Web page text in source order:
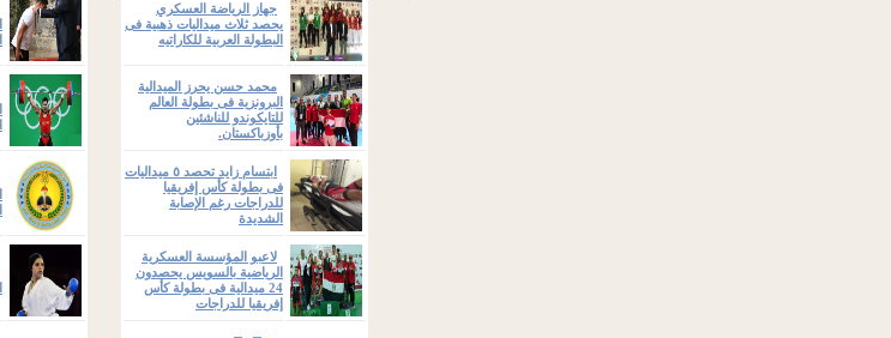
جهاز الرياضة العسكري
يحصد ثلاث ميداليات ذهبية فى
البطولة العربية للكاراتيه
محمد حسن يحرز الميدالية
البرونزية فى بطولة العالم
للتايكوندو للناشئين
بأوزباكستان.
ابتسام زايد تحصد ٥ ميداليات
فى بطولة كأس إفريقيا
للدراجات رغم الإصابة
الشديدة
لاعبو المؤسسة العسكرية
الرياضية بالسويس يحصدون
24 ميدالية فى بطولة كأس
إفريقيا للدراجات